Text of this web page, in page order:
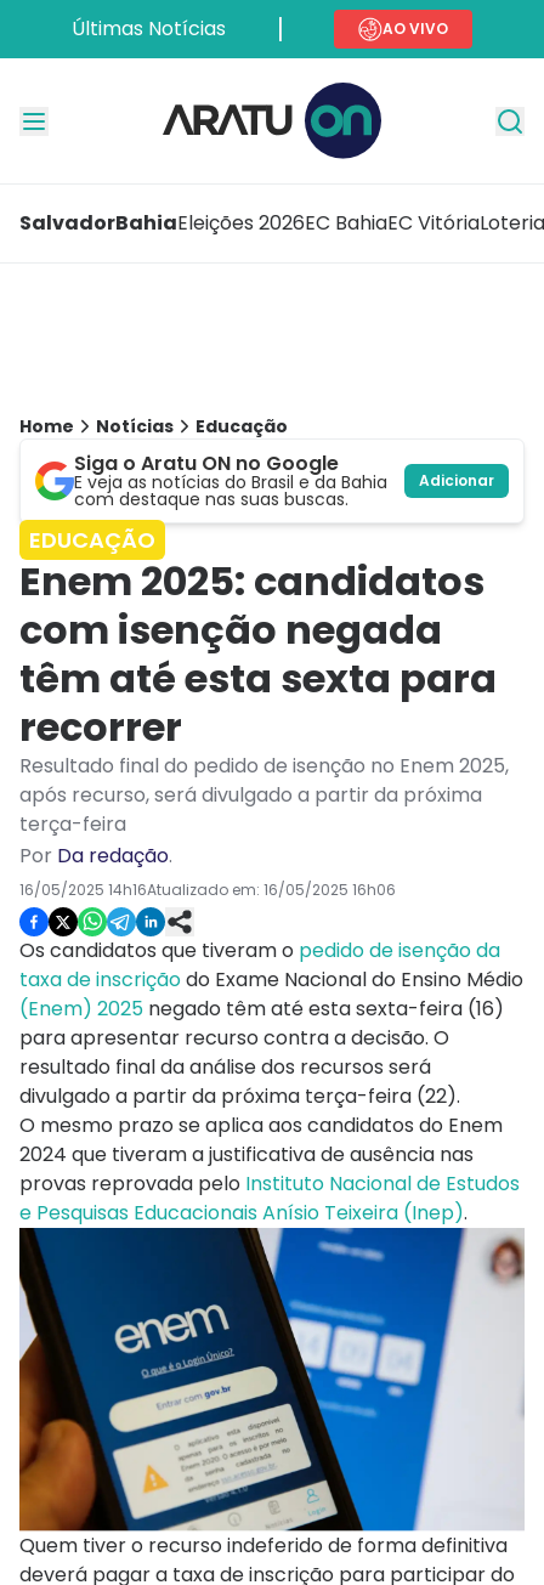
Últimas Notícias AO VIVO
SalvadorBahiaEleições 2026EC BahiaEC Vitória
Home Notícias Educação
Siga o Aratu ON no Google
E veja as notícias do Brasil e da Bahia
com destaque nas suas buscas.
Adicionar
EDUCAÇÃO
Enem 2025: candidatos
com isenção negada
têm até esta sexta para
recorrer
Resultado final do pedido de isenção no Enem 2025,
após recurso, será divulgado a partir da próxima
terça-feira
Por Da redação.
16/05/2025 14h16Atualizado em: 16/05/2025 16h06
Os candidatos que tiveram o pedido de isenção da
taxa de inscriçãodo Exame Nacional do Ensino Médio
(Enem) 2025 negado têm até esta sexta-feira (16)
para apresentar recurso contra a decisão. O
resultado final da análise dos recursos será
divulgado a partir da próxima terça-feira (22).
O mesmo prazo se aplica aos candidatos do Enem
2024 que tiveram a justificativa de ausência nas
provas reprovada pelo Instituto Nacional de Estudos
e Pesquisas Educacionais Anísio Teixeira (Inep).
Quem tiver o recurso indeferido de forma definitiva
deverá pagar a taxa de inscrição para participar do